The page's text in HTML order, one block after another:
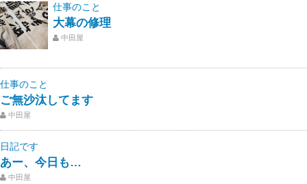
仕事のこと
大幕の修理
中田屋
仕事のこと
ご無沙汰してます
中田屋
日記です
あー、今日も…
中田屋